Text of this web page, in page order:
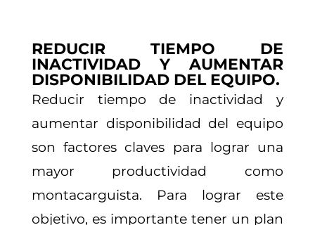
REDUCIR TIEMPO DE
INACTIVIDAD Y AUMENTAR
DISPONIBILIDAD DEL EQUIPO.
Reducir tiempo de inactividad y
aumentar disponibilidad del equipo
son factores claves para lograr una
mayor productividad como
montacarguista. Para lograr este
objetivo, es importante tener un plan